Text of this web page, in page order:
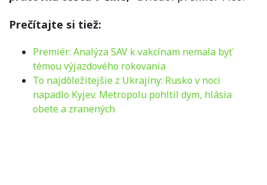
Prečítajte si tiež:
Premiér: Analýza SAV k vakcínam nemala byť
témou výjazdového rokovania
To najdôležitejšie z Ukrajiny: Rusko v noci
napadlo Kyjev. Metropolu pohltil dym, hlásia
obete a zranených